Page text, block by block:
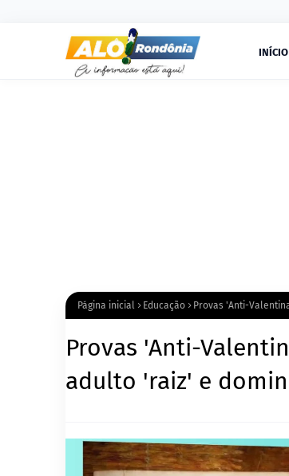
INÍCIO
Página inicial Educação Provas 'Anti-
Provas 'Anti-
adulto 'raiz' e